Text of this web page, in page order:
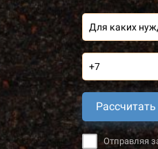
Для каких
Отправляя